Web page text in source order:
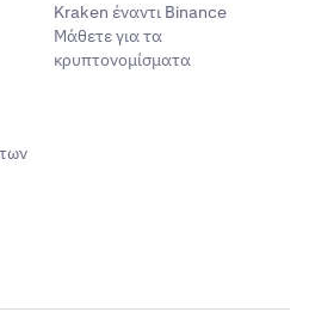
Kraken έναντι Binance
Μάθετε για τα
κρυπτονομίσματα